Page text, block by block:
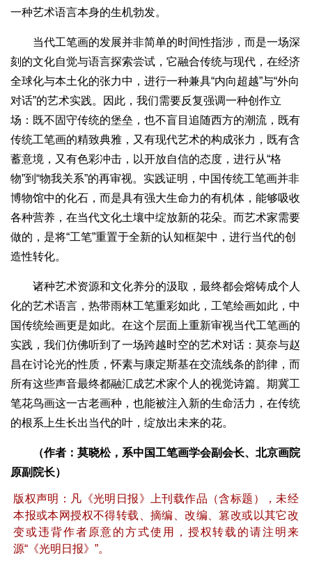
一种艺术语言本身的生机勃发。
当代工笔画的发展并非简单的时间性指涉，而是一场深
刻的文化自觉与语言探索尝试，它融合传统与现代，在经济
全球化与本土化的张力中，进行一种兼具“内向超越”与“外向
对话”的艺术实践。因此，我们需要反复强调一种创作立
场：既不固守传统的堡垒，也不盲目追随西方的潮流，既有
传统工笔画的精致典雅，又有现代艺术的构成张力，既有含
蓄意境，又有色彩冲击，以开放自信的态度，进行从“格
物”到“物我关系”的再审视。实践证明，中国传统工笔画并非
博物馆中的化石，而是具有强大生命力的有机体，能够吸收
各种营养，在当代文化土壤中绽放新的花朵。而艺术家需要
做的，是将“工笔”重置于全新的认知框架中，进行当代的创
造性转化。
诸种艺术资源和文化养分的汲取，最终都会熔铸成个人
化的艺术语言，热带雨林工笔重彩如此，工笔绘画如此，中
国传统绘画更是如此。在这个层面上重新审视当代工笔画的
实践，我们仿佛听到了一场跨越时空的艺术对话：莫奈与赵
昌在讨论光的性质，怀素与康定斯基在交流线条的韵律，而
所有这些声音最终都融汇成艺术家个人的视觉诗篇。期冀工
笔花鸟画这一古老画种，也能被注入新的生命活力，在传统
的根系上生长出当代的叶，绽放出未来的花。
（作者：莫晓松，系中国工笔画学会副会长、北京画院
原副院长）
版权声明：凡《光明日报》上刊载作品（含标题），未经
本报或本网授权不得转载、摘编、改编、篡改或以其它改
变或违背作者原意的方式使用，授权转载的请注明来
源“《光明日报》”。